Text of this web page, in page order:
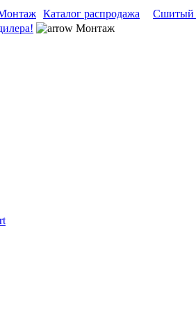
Каталог распродажа Сшитый
Монтаж